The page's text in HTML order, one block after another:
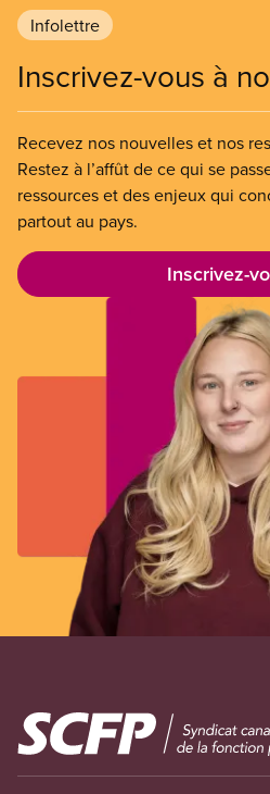
Infolettre
Inscrivez-vous à
Recevez nos nouvelles et nos
Restez à l’affût de ce qui se
ressources et des enjeux qui
partout au pays.
Inscrivez-
Image